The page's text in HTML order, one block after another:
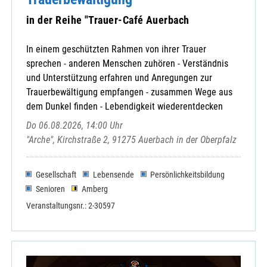
KoKi Neustadt a. d. Waldnaab
Sodalenring e.V. Weiden
Sorgende Gemeinde Weiherhammer
Speinshart Kloster - Begegnungsstätte
St.-Michaels-Bund
in der Reihe "Trauer-Café Auerbach
In einem geschützten Rahmen von ihrer Trauer
sprechen - anderen Menschen zuhören - Verständnis
und Unterstützung erfahren und Anregungen zur
Trauerbewältigung empfangen - zusammen Wege aus
dem Dunkel finden - Lebendigkeit wiederentdecken
Do 06.08.2026, 14:00 Uhr
"Arche", Kirchstraße 2, 91275 Auerbach in der Oberpfalz
Gesellschaft Lebensende
Persönlichkeitsbildung
Senioren
Amberg
Veranstaltungsnr.: 2-30597